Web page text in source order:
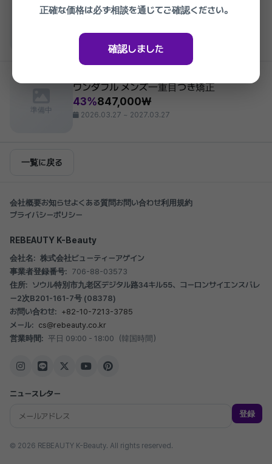
ワンダフル 修能イベント_初鼻整形
2026.03.27 ~ 2027.03.27
準備中
ワンダフル メンズ一重目つき矯正
43%847,000₩
2026.03.27 ~ 2027.03.27
一覧に戻る
会社概要お知らせよくある質問 お問い合わせ利用規約
プライバシーポリシー
REBEAUTY K-Beauty
会社名: 株式会社ビューティーアゲイン
事業者登録番号: 706-88-03573
住所: ソウル特別市九老区デジタル路34キル55、コーロンサイエンスバレ
ー2次B201-161-7号 (08378)
お問い合わせ: +82-10-7213-3785
メール: cs@rebeauty.co.kr
営業時間: 平日 09:00 - 18:00（韓国時間）
ニュースレター
登録
© 2026 REBEAUTY K-Beauty. All rights reserved.
正確な価格は必ず相談を通じてご確認ください。
確認しました